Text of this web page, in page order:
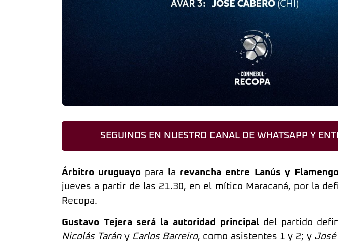
SEGUINOS EN NUESTRO CANAL DE WHATSAPP Y
Árbitro uruguayo para la revancha entre Lanús y Flamengo
jueves a partir de las 21.30, en el mítico Maracaná, por la
Recopa.
Gustavo Tejera será la autoridad principaldel partido
Nicolás Tarány Carlos Barreiro, como asistentes 1 y 2; y José